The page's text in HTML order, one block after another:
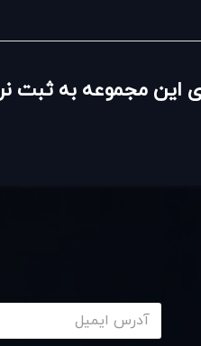
این مجموعه به ثبت